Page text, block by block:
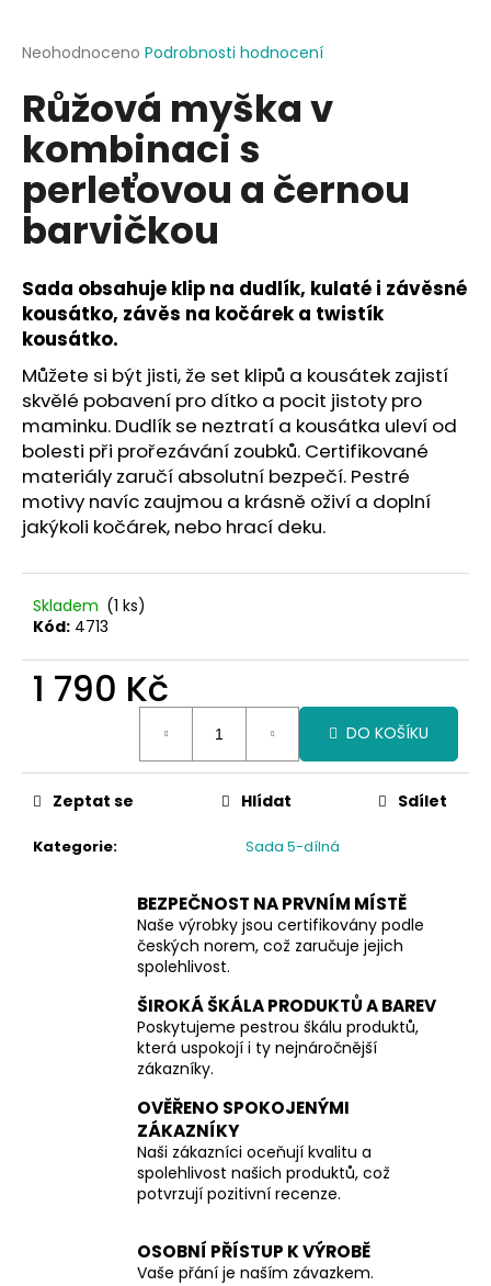
Průměrné
produktu
je
0,0
5
hvězdiček.
Neohodnoceno Podrobnosti hodnocení
Růžová myška v
kombinaci s
perleťovou a černou
barvičkou
Sada obsahuje klip na dudlík, kulaté i závěsné
kousátko, závěs na kočárek a twistík
kousátko.
Můžete si být jisti, že set klipů a kousátek zajistí
skvělé pobavení pro dítko a pocit jistoty pro
maminku. Dudlík se neztratí a kousátka uleví od
bolesti při prořezávání zoubků. Certifikované
materiály zaručí absolutní bezpečí. Pestré
motivy navíc zaujmou a krásně oživí a doplní
jakýkoli kočárek, nebo hrací deku.
Skladem (1 ks)
Kód: 4713
1 790 Kč
DO KOŠÍKU
Kategorie: Sada 5-dílná
Zeptat se Hlídat Sdílet
BEZPEČNOST NA PRVNÍM MÍSTĚ
Naše výrobky jsou certifikovány podle
českých norem, což zaručuje jejich
spolehlivost.
ŠIROKÁ ŠKÁLA PRODUKTŮ A BAREV
Poskytujeme pestrou škálu produktů,
která uspokojí i ty nejnáročnější
zákazníky.
OVĚŘENO SPOKOJENÝMI
ZÁKAZNÍKY
Naši zákazníci oceňují kvalitu a
spolehlivost našich produktů, což
potvrzují pozitivní recenze.
OSOBNÍ PŘÍSTUP K VÝROBĚ
Vaše přání je naším závazkem.
j
t
?
D
o
p
o
r
u
č
u
j
e
m
e